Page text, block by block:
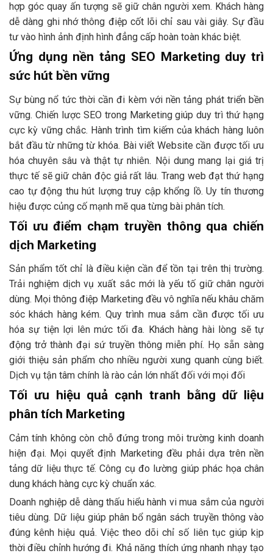
hợp góc quay ấn tượng sẽ giữ chân người xem. Khách hàng
dễ dàng ghi nhớ thông điệp cốt lõi chỉ sau vài giây. Sự đầu
tư vào hình ảnh định hình đẳng cấp hoàn toàn khác biệt.
Ứng dụng nền tảng SEO Marketing duy trì
sức hút bền vững
Sự bùng nổ tức thời cần đi kèm với nền tảng phát triển bền
vững. Chiến lược SEO trong Marketing giúp duy trì thứ hạng
cực kỳ vững chắc. Hành trình tìm kiếm của khách hàng luôn
bắt đầu từ những từ khóa. Bài viết Website cần được tối ưu
hóa chuyên sâu và thật tự nhiên. Nội dung mang lại giá trị
thực tế sẽ giữ chân độc giả rất lâu. Trang web đạt thứ hạng
cao tự động thu hút lượng truy cập khổng lồ. Uy tín thương
hiệu được củng cố mạnh mẽ qua từng bài phân tích.
Tối ưu điểm chạm truyền thông qua chiến
dịch Marketing
Sản phẩm tốt chỉ là điều kiện cần để tồn tại trên thị trường.
Trải nghiệm dịch vụ xuất sắc mới là yếu tố giữ chân người
dùng. Mọi thông điệp Marketing đều vô nghĩa nếu khâu chăm
sóc khách hàng kém. Quy trình mua sắm cần được tối ưu
hóa sự tiện lợi lên mức tối đa. Khách hàng hài lòng sẽ tự
động trở thành đại sứ truyền thông miễn phí. Họ sẵn sàng
giới thiệu sản phẩm cho nhiều người xung quanh cùng biết.
Dịch vụ tận tâm chính là rào cản lớn nhất đối với mọi đối
Tối ưu hiệu quả cạnh tranh bằng dữ liệu
phân tích Marketing
Cảm tính không còn chỗ đứng trong môi trường kinh doanh
hiện đại. Mọi quyết định Marketing đều phải dựa trên nền
tảng dữ liệu thực tế. Công cụ đo lường giúp phác họa chân
dung khách hàng cực kỳ chuẩn xác.
Doanh nghiệp dễ dàng thấu hiểu hành vi mua sắm của người
tiêu dùng. Dữ liệu giúp phân bổ ngân sách truyền thông vào
đúng kênh hiệu quả. Việc theo dõi chỉ số liên tục giúp kịp
thời điều chỉnh hướng đi. Khả năng thích ứng nhanh nhạy tạo